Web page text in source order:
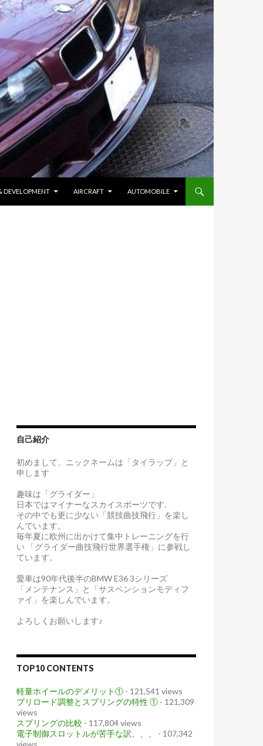
DEVELOPMENT AIRCRAFT AUTOMOBILE
自己紹介
初めまして、ニックネームは「タイラップ」と
申します
趣味は「グライダー」
日本ではマイナーなスカイスポーツです.
その中でも更に少ない「競技曲技飛行」を楽し
んでいます。
毎年夏に欧州に出かけて集中トレーニングを行
い 「グライダー曲技飛行世界選手権」に参戦し
ています。
愛車は90年代後半のBMW E36 3シリーズ
「メンテナンス」と「サスペンションモディフ
ァイ」を楽しんでいます。
よろしくお願いします♪
TOP10 CONTENTS
軽量ホイールのデメリット① - 121,541 views
プリロード調整とスプリングの特性 ① - 121,309
views
スプリングの比較 - 117,804 views
電子制御スロットルが苦手な訳、、、
- 107,342
views